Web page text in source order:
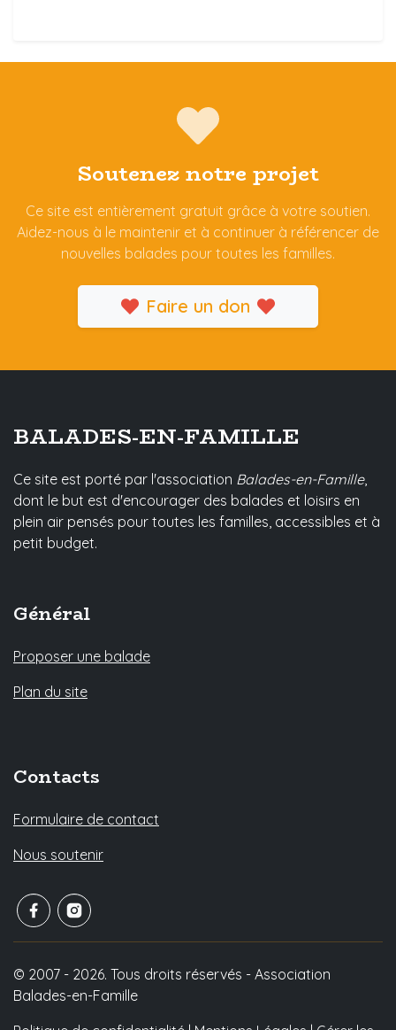
Soutenez notre projet
Ce site est entièrement gratuit grâce à votre soutien.
Aidez-nous à le maintenir et à continuer à référencer de
nouvelles balades pour toutes les familles.
Faire un don
BALADES-EN-FAMILLE
Ce site est porté par l'association Balades-en-Famille,
dont le but est d'encourager des balades et loisirs en
plein air pensés pour toutes les familles, accessibles et à
petit budget.
Général
Proposer une balade
Plan du site
Contacts
Formulaire de contact
Nous soutenir
© 2007 - 2026. Tous droits réservés - Association
Balades-en-Famille